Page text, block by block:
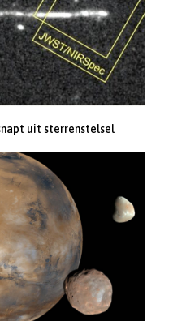
uit sterrenstelsel